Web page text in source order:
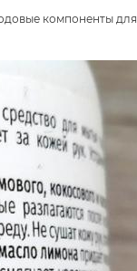
компоненты